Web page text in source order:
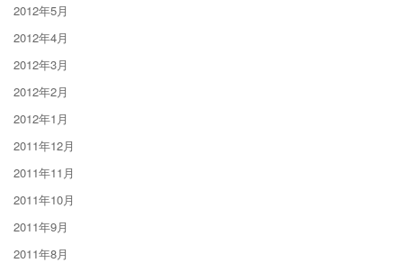
2012年5月
2012年4月
2012年3月
2012年2月
2012年1月
2011年12月
2011年11月
2011年10月
2011年9月
2011年8月